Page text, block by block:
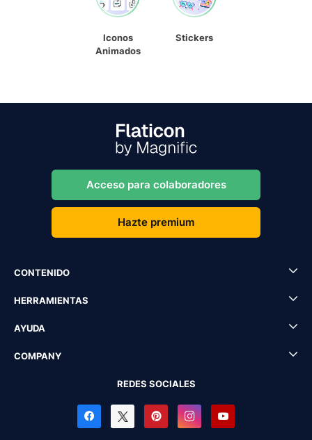
Iconos
Animados
Stickers
Acceso para colaboradores
Hazte premium
CONTENIDO
HERRAMIENTAS
AYUDA
COMPANY
REDES SOCIALES